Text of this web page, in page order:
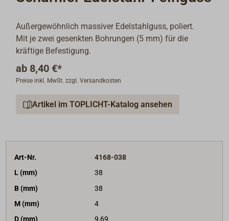
Außergewöhnlich massiver Edelstahlguss, poliert.
Mit je zwei gesenkten Bohrungen (5 mm) für die
kräftige Befestigung.
ab 8,40 €*
Preise inkl. MwSt. zzgl. Versandkosten
Artikel im TOPLICHT-Katalog ansehen
Art-Nr.
4168-038
L (mm)
38
B (mm)
38
M (mm)
4
D (mm)
9,69